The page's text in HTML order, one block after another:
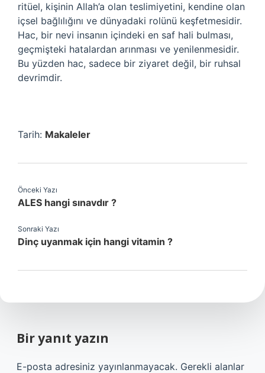
ritüel, kişinin Allah’a olan teslimiyetini, kendine olan
içsel bağlılığını ve dünyadaki rolünü keşfetmesidir.
Hac, bir nevi insanın içindeki en saf hali bulması,
geçmişteki hatalardan arınması ve yenilenmesidir.
Bu yüzden hac, sadece bir ziyaret değil, bir ruhsal
devrimdir.
Tarih: Makaleler
Önceki Yazı
ALES hangi sınavdır ?
Sonraki Yazı
Dinç uyanmak için hangi vitamin ?
Bir yanıt yazın
E-posta adresiniz yayınlanmayacak. Gerekli alanlar